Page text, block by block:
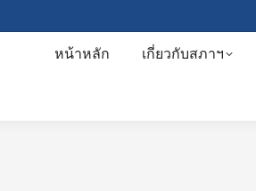
หน้าหลัก เกี่ยวกับสภาฯ